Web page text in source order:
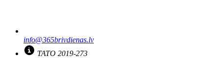
info@365brivdienas.lv
TATO 2019-273